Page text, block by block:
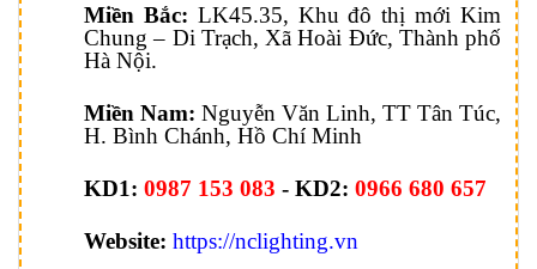
Miền Bắc: LK45.35, Khu đô thị mới Kim
Chung – Di Trạch, Xã Hoài Đức, Thành phố
Hà Nội.
Miền Nam: Nguyễn Văn Linh, TT Tân Túc,
H. Bình Chánh, Hồ Chí Minh
KD1: 0987 153 083 - KD2: 0966 680 657
Website: https://nclighting.vn